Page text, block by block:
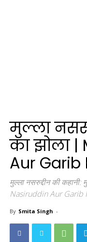
मुल्ला
का झोला |
Aur Garib
मुल्ला नसरुद्दीन की कहानी:
Nasiruddin Aur Garib
By Smita Singh -